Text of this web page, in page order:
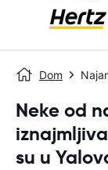
Dom
Neke od
su u